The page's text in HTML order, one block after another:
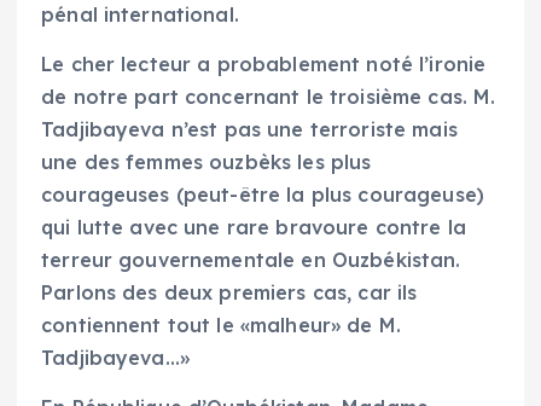
pénal international.
Le cher lecteur a probablement noté l’ironie
de notre part concernant le troisième cas. M.
Tadjibayeva n’est pas une terroriste mais
une des femmes ouzbèks les plus
courageuses (peut-être la plus courageuse)
qui lutte avec une rare bravoure contre la
terreur gouvernementale en Ouzbékistan.
Parlons des deux premiers cas, car ils
contiennent tout le «malheur» de M.
Tadjibayeva…»